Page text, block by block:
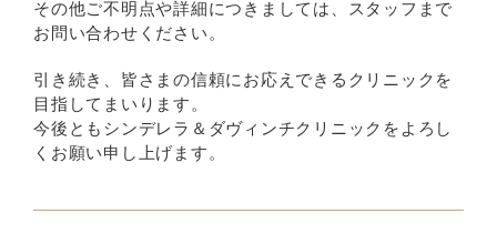
その他ご不明点や詳細につきましては、スタッフまで
お問い合わせください。
引き続き、皆さまの信頼にお応えできるクリニックを
目指してまいります。
今後ともシンデレラ＆ダヴィンチクリニックをよろし
くお願い申し上げます。